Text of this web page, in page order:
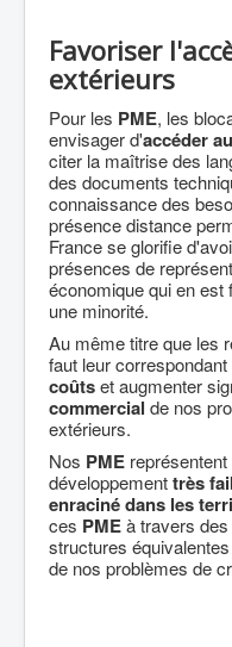
Culture Loisirs
Démocratie
Europe
Collectivités
Communes
Gilets jaunes
Coronavirus
Contact
Favoriser
extérieurs
Pour les PME, les
envisager d'accéder
citer la maîtrise des
des documents
connaissance des
présence distance
France se glorifie
présences de
économique qui en est
une minorité.
Au même titre que les
faut leur
coûtset augmenter
commercial de nos
extérieurs.
Nos PME
développementtrès
enraciné dans les
ces PMEà travers
structures
de nos problèmes de